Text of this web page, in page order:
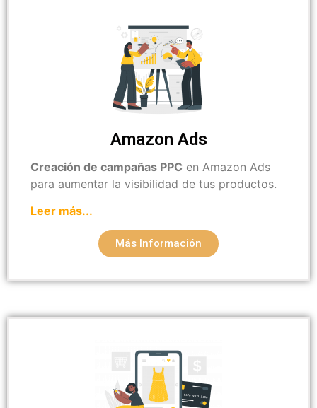
Amazon Ads
Creación de campañas PPC en Amazon Ads
para aumentar la visibilidad de tus productos.
Leer más...
Más Información